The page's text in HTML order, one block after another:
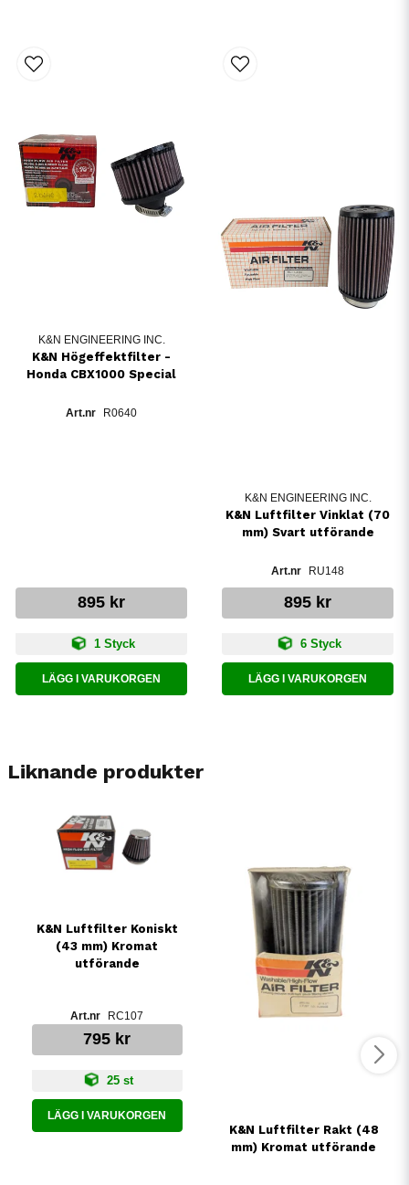
K&N ENGINEERING INC.
K&N Högeffektfilter -
Honda CBX1000 Special
R0640
895 kr
1 Styck
LÄGG I VARUKORGEN
K&N ENGINEERING INC.
K&N Luftfilter Vinklat (70
mm) Svart utförande
RU148
895 kr
6 Styck
LÄGG I VARUKORGEN
Liknande produkter
K&N Luftfilter Koniskt
(43 mm) Kromat
utförande
RC107
795 kr
25 st
LÄGG I VARUKORGEN
K&N Luftfilter Rakt (48
mm) Kromat utförande